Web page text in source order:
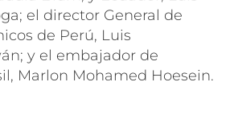
el director General de
de Perú, Luis
y el embajador de
Marlon Mohamed Hoesein.